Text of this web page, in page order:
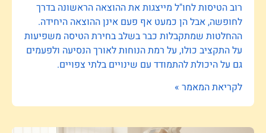
רוב הטיסות לחו"ל מייצגות את ההוצאה הראשונה בדרך
לחופשה, אבל הן כמעט אף פעם אינן ההוצאה היחידה.
ההחלטות שמתקבלות כבר בשלב בחירת הטיסה משפיעות
על התקציב כולו, על רמת הנוחות לאורך הנסיעה ולפעמים
גם על היכולת להתמודד עם שינויים בלתי צפויים.
לקריאת המאמר »